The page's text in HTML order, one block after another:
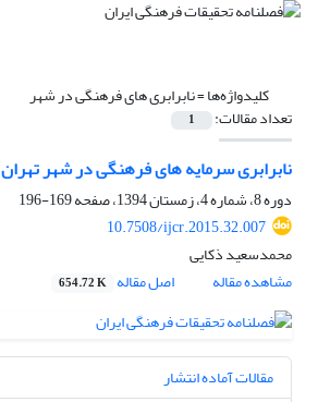
کلیدواژه‌ها =نابرابری های فرهنگی در شهر
تعداد مقالات: 1
نابرابری سرمایه های فرهنگی در شهر تهران
دوره 8، شماره 4، زمستان 1394، صفحه
169-196
10.7508/ijcr.2015.32.007
محمدسعید ذکایی
مشاهده مقاله
اصل مقاله 654.72 K
مقالات آماده انتشار